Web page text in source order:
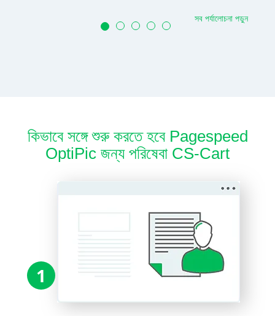
সব পর্যালোচনা পড়ুন
কিভাবে সঙ্গে শুরু করতে হবে Pagespeed
OptiPic জন্য পরিষেবা CS-Cart
1